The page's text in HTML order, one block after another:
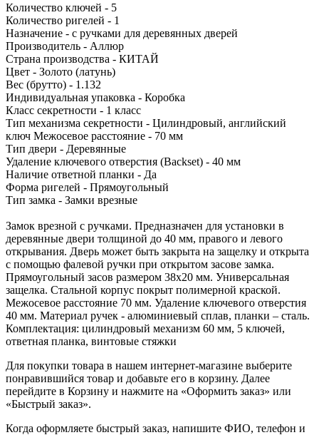
Количество ключей - 5
Количество ригелей - 1
Назначение - с ручками для деревянных дверей
Производитель - Аллюр
Страна производства - КИТАЙ
Цвет - Золото (латунь)
Вес (брутто) - 1.132
Индивидуальная упаковка - Коробка
Класс секретности - 1 класс
Тип механизма секретности - Цилиндровый, английский
ключ Межосевое расстояние - 70 мм
Тип двери - Деревянные
Удаление ключевого отверстия (Backset) - 40 мм
Наличие ответной планки - Да
Форма ригелей - Прямоугольный
Тип замка - Замки врезные
Замок врезной с ручками. Предназначен для установки в
деревянные двери толщиной до 40 мм, правого и левого
открывания. Дверь может быть закрыта на защелку и открыта
с помощью фалевой ручки при открытом засове замка.
Прямоугольный засов размером 38х20 мм. Универсальная
защелка. Стальной корпус покрыт полимерной краской.
Межосевое расстояние 70 мм. Удаление ключевого отверстия
40 мм. Материал ручек - алюминиевый сплав, планки – сталь.
Комплектация: цилиндровый механизм 60 мм, 5 ключей,
ответная планка, винтовые стяжки
Для покупки товара в нашем интернет-магазине выберите
понравившийся товар и добавьте его в корзину. Далее
перейдите в Корзину и нажмите на «Оформить заказ» или
«Быстрый заказ».
Когда оформляете быстрый заказ, напишите ФИО, телефон и